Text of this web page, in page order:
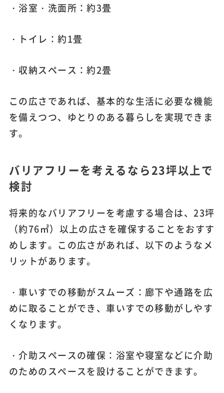
・浴室・洗面所：約3畳
・トイレ：約1畳
・収納スペース：約2畳
この広さであれば、基本的な生活に必要な機能
を備えつつ、ゆとりのある暮らしを実現できま
す。
バリアフリーを考えるなら23坪以上で
検討
将来的なバリアフリーを考慮する場合は、23坪
（約76㎡）以上の広さを確保することをおすす
めします。この広さがあれば、以下のようなメ
リットがあります。
・車いすでの移動がスムーズ：廊下や通路を広
めに取ることができ、車いすでの移動がしやす
くなります。
・介助スペースの確保：浴室や寝室などに介助
のためのスペースを設けることができます。